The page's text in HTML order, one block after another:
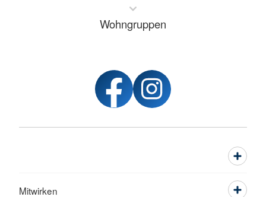
Wohngruppen
Mitwirken